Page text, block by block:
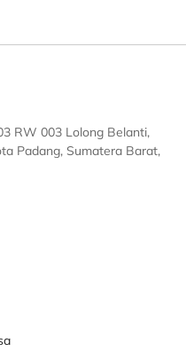
RW 003 Lolong Belanti,
Padang, Sumatera Barat,